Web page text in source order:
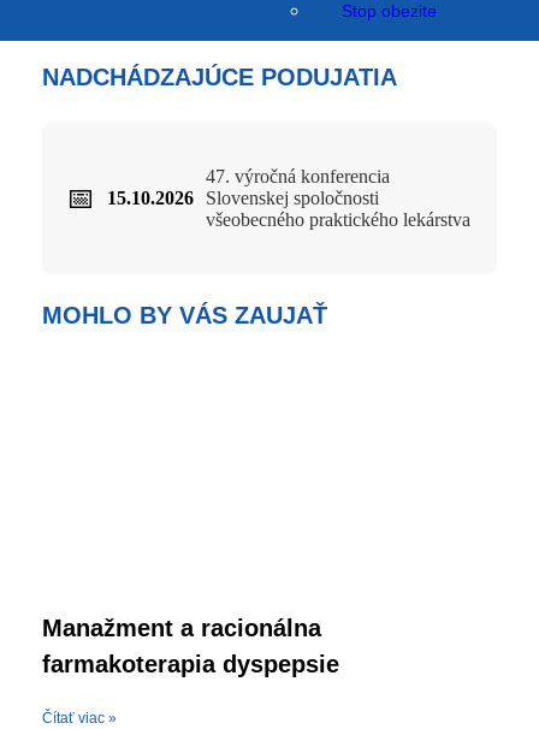
Stop obezite
NADCHÁDZAJÚCE PODUJATIA
📅 15.10.2026
47. výročná konferencia
Slovenskej spoločnosti
všeobecného praktického lekárstva
MOHLO BY VÁS ZAUJAŤ
Manažment a racionálna
farmakoterapia dyspepsie
Čítať viac »